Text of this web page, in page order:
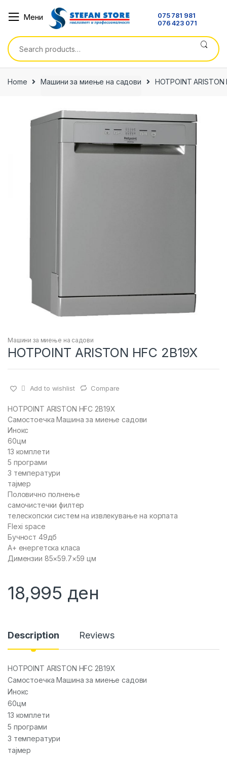
Мени
075 781 981
076 423 071
Search
for:
Home Машини за миење на садови HOTPOINT ARISTON
Машини за миење на садови
HOTPOINT ARISTON HFC 2B19X
Add to wishlist Compare
HOTPOINT ARISTON HFC 2B19X
Самостоечка Машина за миење садови
Инокс
60цм
13 комплети
5 програми
3 температури
тајмер
Половично полнење
самочистечки филтер
телескопски систем на извлекување на корпата
Flexi space
Бучност 49дб
A+ енергетска класа
Димензии 85×59.7×59 цм
18,995 ден
Description Reviews
HOTPOINT ARISTON HFC 2B19X
Самостоечка Машина за миење садови
Инокс
60цм
13 комплети
5 програми
3 температури
тајмер